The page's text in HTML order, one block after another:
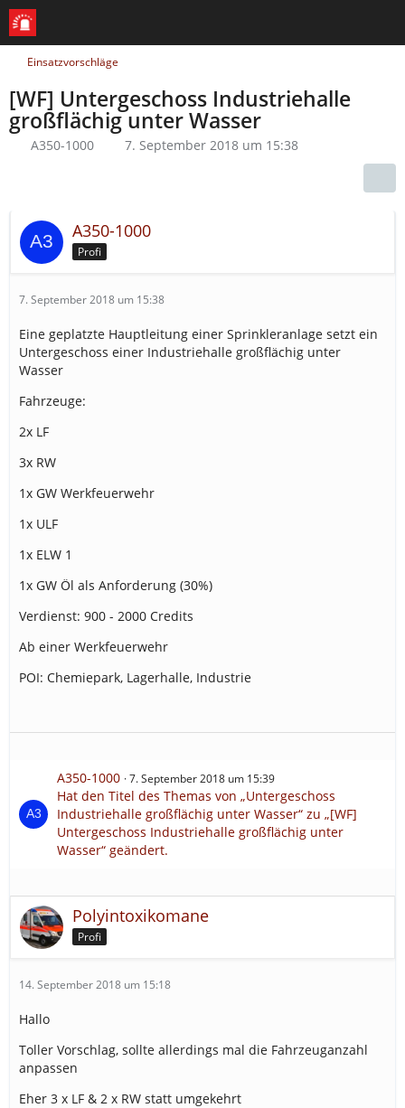
Einsatzvorschläge
[WF] Untergeschoss Industriehalle
großflächig unter Wasser
A350-1000 7. September 2018 um 15:38
A350-1000
Profi
7. September 2018 um 15:38
Eine geplatzte Hauptleitung einer Sprinkleranlage setzt ein
Untergeschoss einer Industriehalle großflächig unter
Wasser
Fahrzeuge:
2x LF
3x RW
1x GW Werkfeuerwehr
1x ULF
1x ELW 1
1x GW Öl als Anforderung (30%)
Verdienst: 900 - 2000 Credits
Ab einer Werkfeuerwehr
POI: Chemiepark, Lagerhalle, Industrie
A350-1000 7. September 2018 um 15:39
Hat den Titel des Themas von „Untergeschoss
Industriehalle großflächig unter Wasser“ zu „[WF]
Untergeschoss Industriehalle großflächig unter
Wasser“ geändert.
Polyintoxikomane
Profi
14. September 2018 um 15:18
Hallo
Toller Vorschlag, sollte allerdings mal die Fahrzeuganzahl
anpassen
Eher 3 x LF & 2 x RW statt umgekehrt